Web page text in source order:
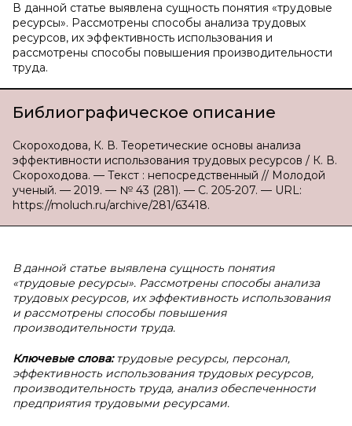
В данной статье выявлена сущность понятия «трудовые
ресурсы». Рассмотрены способы анализа трудовых
ресурсов, их эффективность использования и
рассмотрены способы повышения производительности
труда.
Библиографическое описание
Скороходова, К. В. Теоретические основы анализа
эффективности использования трудовых ресурсов / К. В.
Скороходова. — Текст : непосредственный // Молодой
ученый. — 2019. — № 43 (281). — С. 205-207. — URL:
https://moluch.ru/archive/281/63418.
В данной статье выявлена сущность понятия
«трудовые ресурсы». Рассмотрены способы анализа
трудовых ресурсов, их эффективность использования
и рассмотрены способы повышения
производительности труда.
Ключевые слова:трудовые ресурсы, персонал,
эффективность использования трудовых ресурсов,
производительность труда, анализ обеспеченности
предприятия трудовыми ресурсами.